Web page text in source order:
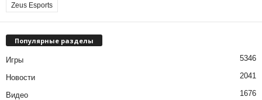
Zeus Esports
Популярные разделы
Игры 5346
Новости 2041
Видео 1676